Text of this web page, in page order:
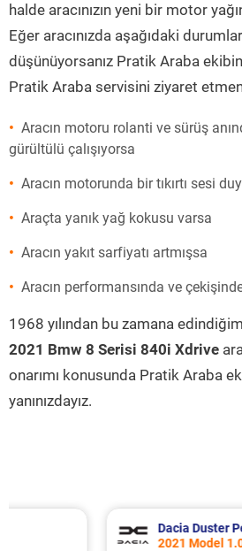
halde aracınızın yeni bir motor
Eğer aracınızda aşağıdaki
düşünüyorsanız Pratik Araba
Pratik Araba servisini ziyaret
Aracın motoru rolanti ve sürüş
gürültülü çalışıyorsa
Aracın motorunda bir tıkırtı sesi
Araçta yanık yağ kokusu varsa
Aracın yakıt sarfiyatı artmışsa
Aracın performansında ve
1968 yılından bu zamana
2021 Bmw 8 Serisi 840i Xdrive
onarımı konusunda Pratik Araba
yanınızdayız.
Dacia Duster Periyodik
2021 Model 1.0 Tce